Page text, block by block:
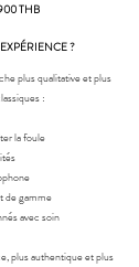
THB
?
plus qualitative et plus
:
la foule
de gamme
avec soin
plus authentique et plus